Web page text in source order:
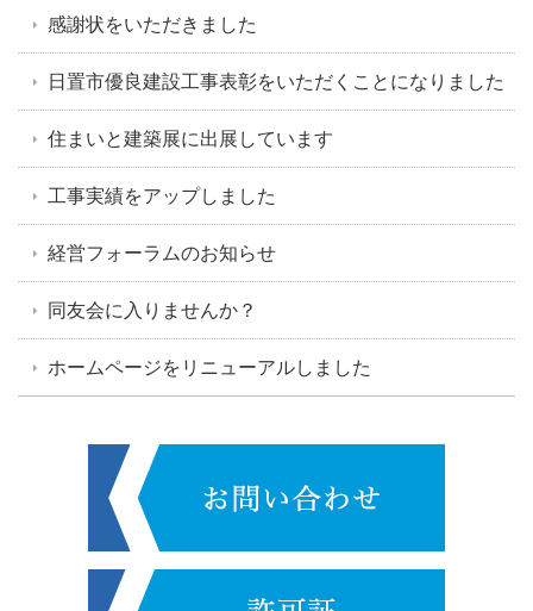
感謝状をいただきました
日置市優良建設工事表彰をいただくことになりました
住まいと建築展に出展しています
工事実績をアップしました
経営フォーラムのお知らせ
同友会に入りませんか？
ホームページをリニューアルしました